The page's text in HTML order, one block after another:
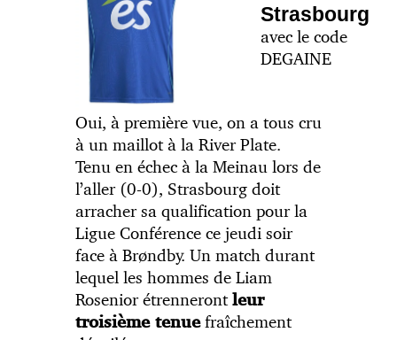
Strasbourg
avec le code
DEGAINE
Oui, à première vue, on a tous cru
à un maillot à la River Plate.
Tenu en échec à la Meinau lors de
l’aller (0-0), Strasbourg doit
arracher sa qualification pour la
Ligue Conférence ce jeudi soir
face à Brøndby. Un match durant
lequel les hommes de Liam
Rosenior étrennerontleur
troisième tenuefraîchement